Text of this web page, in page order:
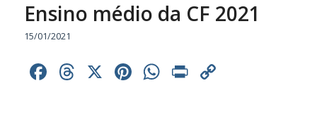
Ensino médio da CF 2021
15/01/2021
Facebook
Threads
X Pinterest
WhatsApp
Print